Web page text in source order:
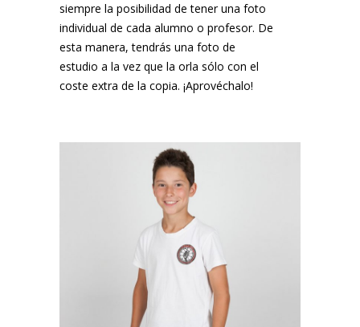
siempre la posibilidad de tener una foto
individual de cada alumno o profesor. De
esta manera, tendrás una foto de
estudio a la vez que la orla sólo con el
coste extra de la copia. ¡Aprovéchalo!
¡MARC NOS PIDIÓ UNA COPIA!